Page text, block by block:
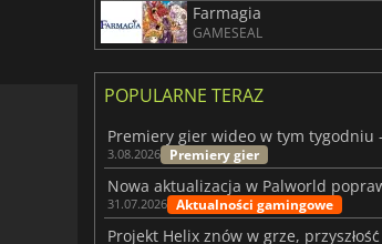
Farmagia
GAMESEAL
POPULARNE TERAZ
3.08.2026 Premiery gier
31.07.2026 Aktualności gamingowe